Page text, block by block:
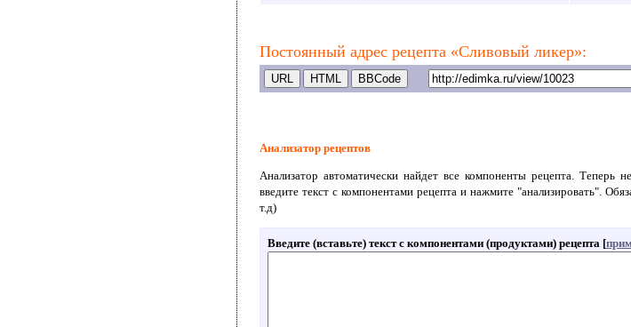
Постоянный адрес рецепта «Сливовый ликер»:
Анализатор рецептов
Анализатор автоматически найдет все компоненты рецепта. Теперь
введите текст с компонентами рецепта и нажмите "анализировать".
т.д)
Введите (вставьте) текст с компонентами (продуктами) рецепта [